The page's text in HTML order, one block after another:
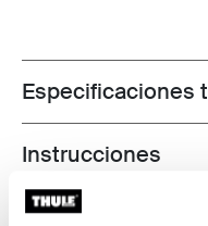
Toggle
Especificaciones
Toggle guides
Instrucciones